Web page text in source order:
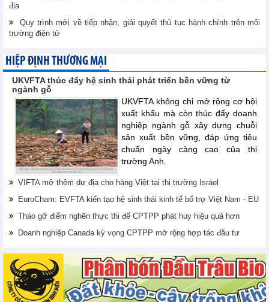
địa
Quy trình mới về tiếp nhận, giải quyết thủ tục hành chính trên môi
trường điện tử
HIỆP ĐỊNH THƯƠNG MẠI
UKVFTA thúc đẩy hệ sinh thái phát triển bền vững từ
ngành gỗ
UKVFTA không chỉ mở rộng cơ hội
xuất khẩu mà còn thúc đẩy doanh
nghiệp ngành gỗ xây dựng chuỗi
sản xuất bền vững, đáp ứng tiêu
chuẩn ngày càng cao của thị
trường Anh.
VIFTA mở thêm dư địa cho hàng Việt tại thị trường Israel
EuroCham: EVFTA kiến tạo hệ sinh thái kinh tế bổ trợ Việt Nam - EU
Tháo gỡ điểm nghẽn thực thi để CPTPP phát huy hiệu quả hơn
Doanh nghiệp Canada kỳ vọng CPTPP mở rộng hợp tác đầu tư